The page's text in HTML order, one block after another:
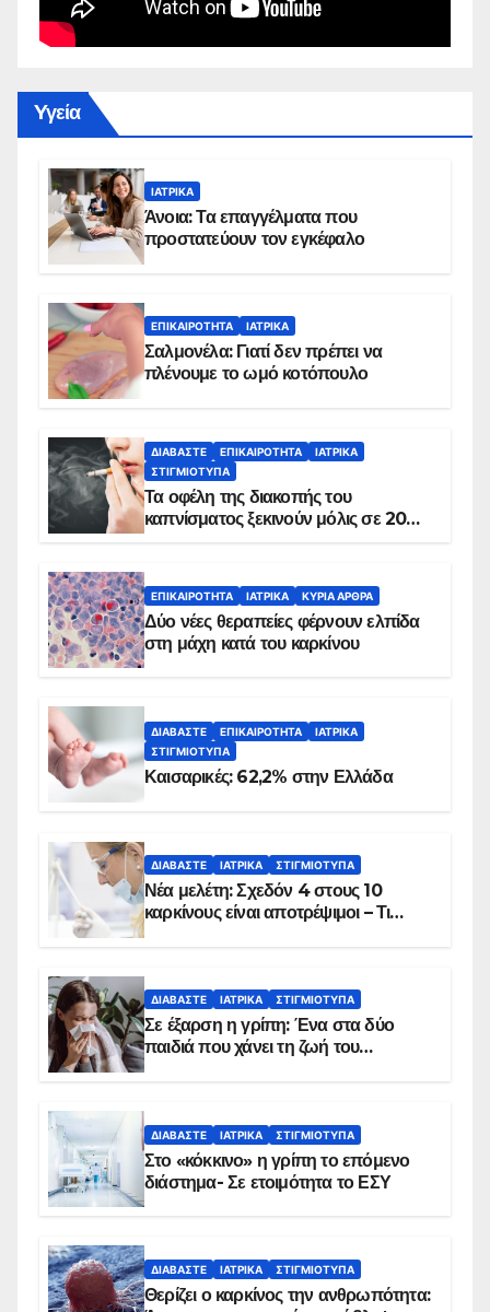
Yγεία
ΙΑΤΡΙΚΆ
Άνοια: Τα επαγγέλματα που
προστατεύουν τον εγκέφαλο
ΕΠΙΚΑΙΡΌΤΗΤΑ ΙΑΤΡΙΚΆ
Σαλμονέλα: Γιατί δεν πρέπει να
πλένουμε το ωμό κοτόπουλο
ΔΙΑΒΆΣΤΕ ΕΠΙΚΑΙΡΌΤΗΤΑ
ΙΑΤΡΙΚΆ
ΣΤΙΓΜΙΌΤΥΠΑ
Τα οφέλη της διακοπής του
καπνίσματος ξεκινούν μόλις σε 20
ΕΠΙΚΑΙΡΌΤΗΤΑ ΙΑΤΡΙΚΆ ΚΥΡΙΑ ΑΡΘΡΑ
Δύο νέες θεραπείες φέρνουν ελπίδα
στη μάχη κατά του καρκίνου
ΔΙΑΒΆΣΤΕ ΕΠΙΚΑΙΡΌΤΗΤΑ
ΙΑΤΡΙΚΆ
ΣΤΙΓΜΙΌΤΥΠΑ
Καισαρικές: 62,2% στην Ελλάδα
ΔΙΑΒΆΣΤΕ ΙΑΤΡΙΚΆ ΣΤΙΓΜΙΌΤΥΠΑ
Νέα μελέτη: Σχεδόν 4 στους 10
καρκίνους είναι αποτρέψιμοι – Τι
ΔΙΑΒΆΣΤΕ ΙΑΤΡΙΚΆ ΣΤΙΓΜΙΌΤΥΠΑ
Σε έξαρση η γρίπη: Ένα στα δύο
παιδιά που χάνει τη ζωή του
ΔΙΑΒΆΣΤΕ ΙΑΤΡΙΚΆ ΣΤΙΓΜΙΌΤΥΠΑ
Στο «κόκκινο» η γρίπη το επόμενο
διάστημα- Σε ετοιμότητα το ΕΣΥ
ΔΙΑΒΆΣΤΕ ΙΑΤΡΙΚΆ ΣΤΙΓΜΙΌΤΥΠΑ
Θερίζει ο καρκίνος την ανθρωπότητα: